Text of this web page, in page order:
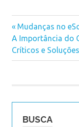
Navegação
de
Previous
Post:
Mudanças no
Next
Post:
A Importância do
Críticos e Soluções
BUSCA